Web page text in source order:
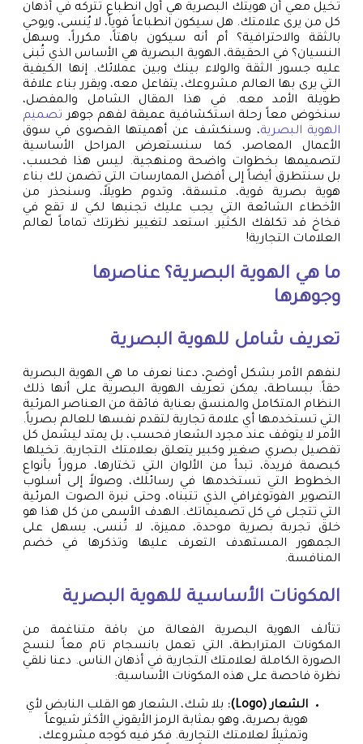
تخيل معي أن هويتك البصرية هي أول انطباع تتركه في أذهان
كل من يرى علامتك. هل سيكون انطباعاً قوياً، لا يُنسى، ويوحي
بالثقة والاحترافية؟ أم أنه سيكون باهتاً، مكرراً، وسهل
النسيان؟ في الحقيقة، الهوية البصرية هي الأساس الذي تُبنى
عليه جسور الثقة والولاء بينك وبين عملائك. إنها الكيفية
التي يرى بها العالم مشروعك، يتفاعل معه، ويقرر بناء علاقة
طويلة الأمد معه. في هذا المقال الشامل والمفصل،
سنخوض معاً رحلة استكشافية عميقة لفهم جوهر تصميم
الهوية البصرية، وسنكشف عن أهميتها القصوى في سوق
الأعمال المعاصر، كما سنستعرض المراحل الأساسية
لتصميمها بخطوات واضحة ومنهجية. ليس هذا فحسب،
بل سنتطرق أيضاً إلى أفضل الممارسات التي تضمن لك بناء
هوية بصرية قوية، متسقة، وتدوم طويلاً، وسنحذر من
الأخطاء الشائعة التي يجب عليك تجنبها لكي لا تقع في
فخاخ قد تكلفك الكثير. استعد لتغيير نظرتك تماماً لعالم
العلامات التجارية!
ما هي الهوية البصرية؟ عناصرها
وجوهرها
تعريف شامل للهوية البصرية
لنفهم الأمر بشكل أوضح، دعنا نعرف ما هي الهوية البصرية
حقاً. ببساطة، يمكن تعريف الهوية البصرية على أنها ذلك
النظام المتكامل والمنسق بعناية فائقة من العناصر المرئية
التي تستخدمها أي علامة تجارية لتقدم نفسها للعالم بصرياً.
الأمر لا يتوقف عند مجرد الشعار فحسب، بل يمتد ليشمل كل
تفصيل بصري صغير وكبير يتعلق بعلامتك التجارية. تخيلها
كبصمة فريدة، تبدأ من الألوان التي تختارها، مروراً بأنواع
الخطوط التي تستخدمها في رسائلك، وصولاً إلى أسلوب
التصوير الفوتوغرافي الذي تتبناه، وحتى نبرة الصوت المرئية
التي تتجلى في كل تصميماتك. الهدف الأسمى من كل هذا هو
خلق تجربة بصرية موحدة، مميزة، لا تُنسى، يسهل على
الجمهور المستهدف التعرف عليها وتذكرها في خضم
المنافسة.
المكونات الأساسية للهوية البصرية
تتألف الهوية البصرية الفعالة من باقة متناغمة من
المكونات المترابطة، التي تعمل بانسجام تام معاً لنسج
الصورة الكاملة لعلامتك التجارية في أذهان الناس. دعنا نلقي
نظرة فاحصة على هذه المكونات الأساسية:
الشعار (Logo):
بلا شك، الشعار هو القلب النابض لأي
هوية بصرية، وهو بمثابة الرمز الأيقوني الأكثر شيوعاً
وتمثيلاً لعلامتك التجارية. فكر فيه كوجه مشروعك،